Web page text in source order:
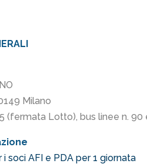
Milano
(fermata Lotto), bus linee n. 90
i soci AFI e PDA per 1 giornata